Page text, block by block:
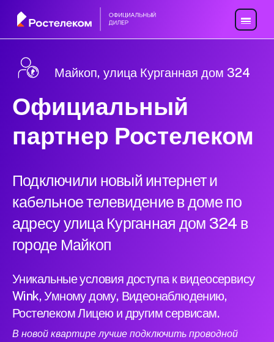
Майкоп, улица Курганная дом 324
Официальный
партнер Ростелеком
Подключили новый интернет и
кабельное телевидение в доме по
адресу улица Курганная дом 324 в
городе Майкоп
Уникальные условия доступа к видеосервису
Wink, Умному дому, Видеонаблюдению,
Ростелеком Лицею и другим сервисам.
В новой квартире лучше подключить проводной